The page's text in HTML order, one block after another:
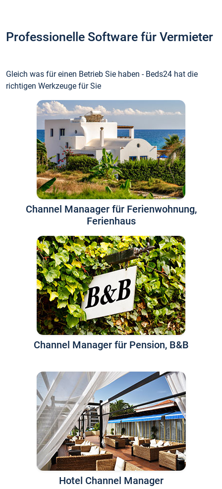
Professionelle Software für Vermieter
Gleich was für einen Betrieb Sie haben - Beds24 hat die
richtigen Werkzeuge für Sie
Channel Manaager für Ferienwohnung,
Ferienhaus
Channel Manager für Pension, B&B
Hotel Channel Manager